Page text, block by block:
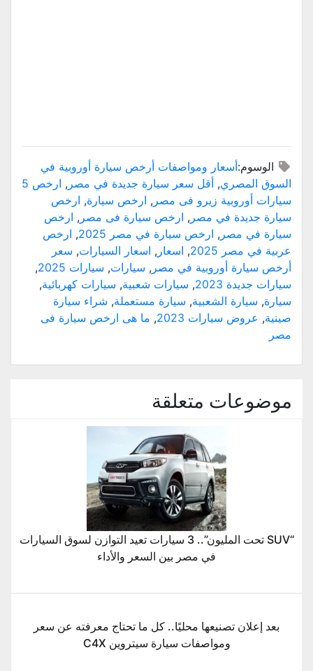
الوسوم:أسعار ومواصفات أرخص سيارة أوروبية في
السوق المصري, أقل سعر سيارة جديدة في مصر ,
ارخص 5
سيارات أوروبية زيرو فى مصر , ارخص سيارة, ارخص
سيارة جديدة في مصر , ارخص سيارة فى مصر , ارخص
سيارة في مصر , ارخص سيارة في مصر 2025 , ارخص
عربية في مصر 2025
, اسعار , اسعار السيارات, سعر
أرخص سيارة أوروبية في مصر , سيارات, سيارات 2025
,
سيارات جديدة 2023
, سيارات شعبية, سيارات كهربائية,
سيارة, سيارة الشعبية, سيارة مستعملة, شراء سيارة
صينية, عروض سيارات 2023 , ما هى ارخص سيارة فى
مصر
موضوعات متعلقة
“SUV تحت المليون”.. 3 سيارات تعيد التوازن لسوق السيارات
في مصر بين السعر والأداء
بعد إعلان تصنيعها محليًا.. كل ما تحتاج معرفته عن سعر
ومواصفات سيارة سيتروين C4X